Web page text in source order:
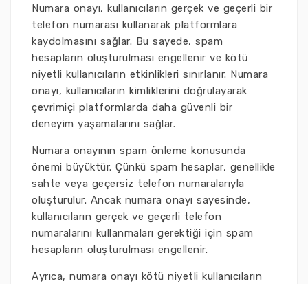
Numara onayı, kullanıcıların gerçek ve geçerli bir
telefon numarası kullanarak platformlara
kaydolmasını sağlar. Bu sayede, spam
hesapların oluşturulması engellenir ve kötü
niyetli kullanıcıların etkinlikleri sınırlanır. Numara
onayı, kullanıcıların kimliklerini doğrulayarak
çevrimiçi platformlarda daha güvenli bir
deneyim yaşamalarını sağlar.
Numara onayının spam önleme konusunda
önemi büyüktür. Çünkü spam hesaplar, genellikle
sahte veya geçersiz telefon numaralarıyla
oluşturulur. Ancak numara onayı sayesinde,
kullanıcıların gerçek ve geçerli telefon
numaralarını kullanmaları gerektiği için spam
hesapların oluşturulması engellenir.
Ayrıca, numara onayı kötü niyetli kullanıcıların